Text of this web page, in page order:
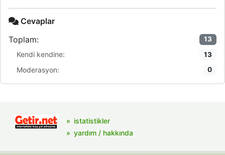
Cevaplar
Toplam:
13
Kendi kendine: 13
Moderasyon: 0
istatistikler
yardım / hakkında